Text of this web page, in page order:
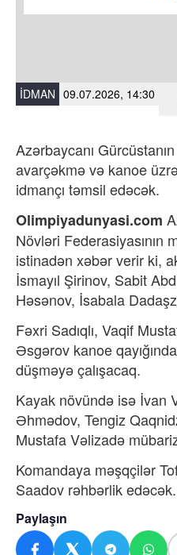
İDMAN 09.07.2026, 14:30
Azərbaycanı
avarçəkmə və kanoe
idmançı təmsil edəcək.
Olimpiyadunyasi.com
Növləri Federasiyasının
istinadən xəbər verir ki,
İsmayıl Şirinov, Sabit
Həsənov, İsabala
Fəxri Sadıqlı, Vaqif
Əsgərov kanoe
düşməyə çalışacaq.
Kayak növündə isə İvan
Əhmədov, Tengiz
Mustafa Vəlizadə
Komandaya məşqçilər
Saadov rəhbərlik edəcək.
Paylaşın